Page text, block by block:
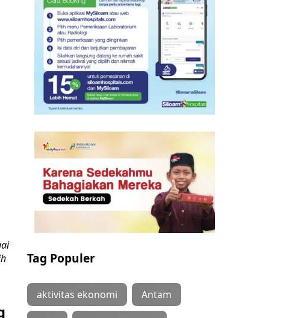
Tag Populer
aktivitas ekonomi Antam